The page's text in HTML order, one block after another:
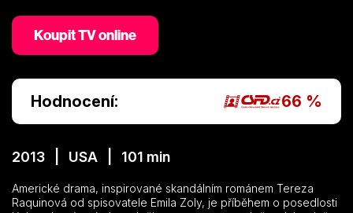
Koupit TV online
Hodnocení: 66 %
2013 | USA | 101 min
Americké drama, inspirované skandálním románem Tereza
Raquinová od spisovatele Emila Zoly, je příběhem o posedlosti